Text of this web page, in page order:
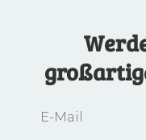
E-Mail